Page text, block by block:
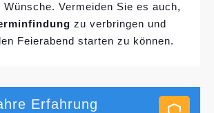
Vermeiden Sie es auch,
zu verbringen und
Feierabend starten zu können.
Erfahrung